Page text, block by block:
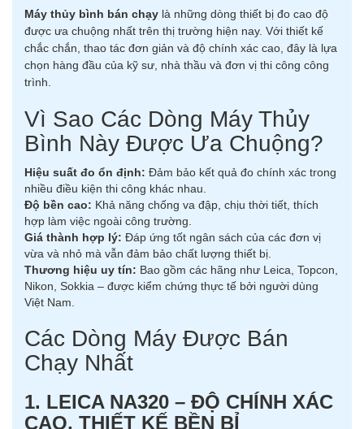
Máy thủy bình bán chạy là những dòng thiết bị đo cao độ
được ưa chuộng nhất trên thị trường hiện nay. Với thiết kế
chắc chắn, thao tác đơn giản và độ chính xác cao, đây là lựa
chọn hàng đầu của kỹ sư, nhà thầu và đơn vị thi công công
trình.
Vì Sao Các Dòng Máy Thủy
Bình Này Được Ưa Chuộng?
Hiệu suất đo ổn định: Đảm bảo kết quả đo chính xác trong
nhiều điều kiện thi công khác nhau.
Độ bền cao: Khả năng chống va đập, chịu thời tiết, thích
hợp làm việc ngoài công trường.
Giá thành hợp lý: Đáp ứng tốt ngân sách của các đơn vị
vừa và nhỏ mà vẫn đảm bảo chất lượng thiết bị.
Thương hiệu uy tín: Bao gồm các hãng như Leica, Topcon,
Nikon, Sokkia – được kiểm chứng thực tế bởi người dùng
Việt Nam.
Các Dòng Máy Được Bán
Chạy Nhất
1. LEICA NA320 – ĐỘ CHÍNH XÁC
CAO, THIẾT KẾ BỀN BỈ